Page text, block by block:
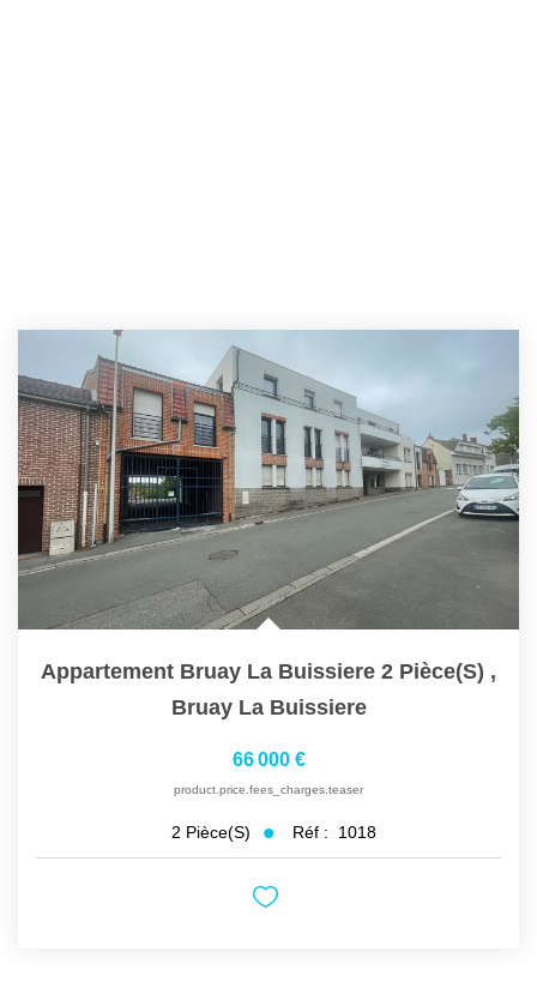
Appartement Bruay La Buissiere 2 Pièce(s) ,
Bruay La Buissiere
66 000 €
product.price.fees_charges.teaser
2 Pièce(s) Réf : 1018